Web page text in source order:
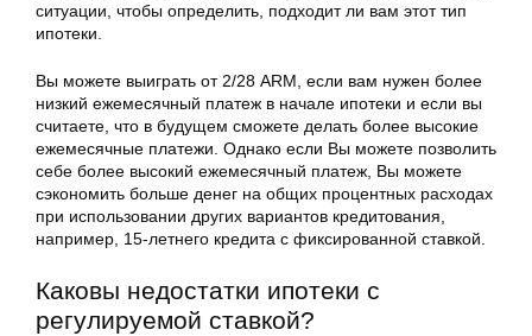
ситуации, чтобы определить, подходит ли вам этот тип
ипотеки.
Вы можете выиграть от 2/28 ARM, если вам нужен более
низкий ежемесячный платеж в начале ипотеки и если вы
считаете, что в будущем сможете делать более высокие
ежемесячные платежи. Однако если Вы можете позволить
себе более высокий ежемесячный платеж, Вы можете
сэкономить больше денег на общих процентных расходах
при использовании других вариантов кредитования,
например, 15-летнего кредита с фиксированной ставкой.
Каковы недостатки ипотеки с
регулируемой ставкой?